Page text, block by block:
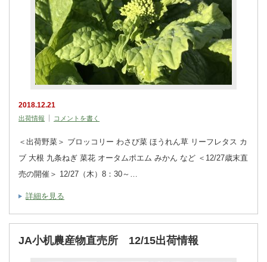
2018.12.21
出荷情報 コメントを書く
＜出荷野菜＞ ブロッコリー わさび菜 ほうれん草 リーフレタス カ
ブ 大根 九条ねぎ 菜花 オータムポエム みかん など ＜12/27歳末直
売の開催＞ 12/27（木）8：30～…
詳細を見る
JA小机農産物直売所 12/15出荷情報